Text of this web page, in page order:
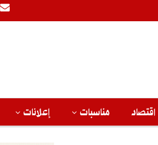
اقتصاد مناسبات إعلانات